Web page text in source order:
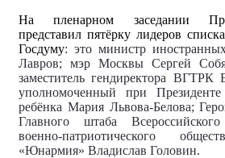
На пленарном заседании
представил пятёрку лидеров
Госдуму: это министр
Лавров; мэр Москвы Сергей
заместитель гендиректора
уполномоченный при
ребёнка Мария Львова-Белова;
Главного штаба Всероссийского
военно-патриотического
«Юнармия» Владислав Головин.